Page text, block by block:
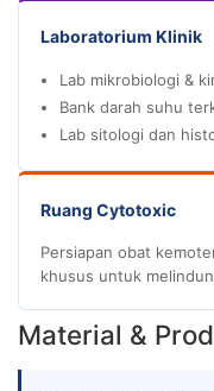
Laboratorium Klinik
Lab mikrobiologi &
Bank darah suhu
Lab sitologi dan
Ruang Cytotoxic
Persiapan obat
khusus untuk
Material &